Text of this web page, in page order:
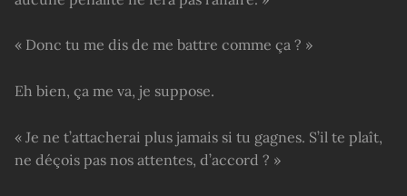
« Donc tu me dis de me battre comme ça ? »
Eh bien, ça me va, je suppose.
« Je ne t’attacherai plus jamais si tu gagnes. S’il te plaît,
ne déçois pas nos attentes, d’accord ? »